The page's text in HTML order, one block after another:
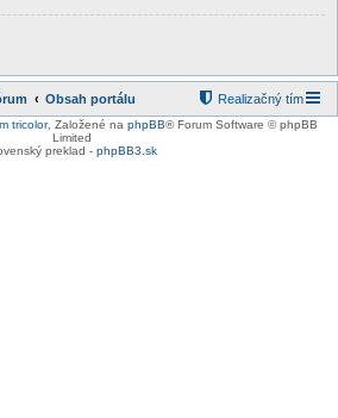
Obsah portálu Realizačný tím
tricolor, Založené na phpBB® Forum Software © phpBB
Limited
preklad - phpBB3.sk